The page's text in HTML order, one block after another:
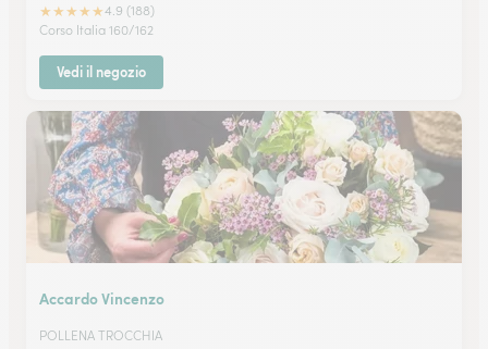
★★★★★4.9 (188)
Corso Italia 160/162
Vedi il negozio
Accardo Vincenzo
POLLENA TROCCHIA